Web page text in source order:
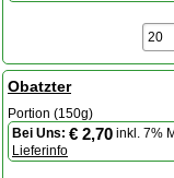
Obatzter
Portion (150g)
Bei Uns: € 2,70 inkl. 7%
Lieferinfo